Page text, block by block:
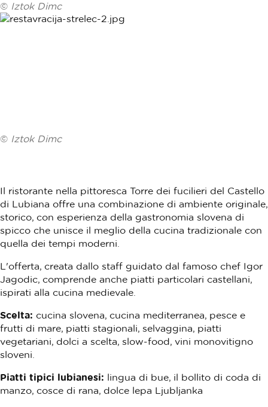
© Iztok Dimc
© Iztok Dimc
Il ristorante nella pittoresca Torre dei fucilieri del Castello
di Lubiana offre una combinazione di ambiente originale,
storico, con esperienza della gastronomia slovena di
spicco che unisce il meglio della cucina tradizionale con
quella dei tempi moderni.
L'offerta, creata dallo staff guidato dal famoso chef Igor
Jagodic, comprende anche piatti particolari castellani,
ispirati alla cucina medievale.
Scelta: cucina slovena, cucina mediterranea, pesce e
frutti di mare, piatti stagionali, selvaggina, piatti
vegetariani, dolci a scelta, slow-food, vini monovitigno
sloveni.
Piatti tipici lubianesi: lingua di bue, il bollito di coda di
manzo, cosce di rana, dolce lepa Ljubljanka